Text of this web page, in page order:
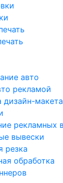
авто
рекламой
дизайн-
рекламных
вывески
резка
обработка